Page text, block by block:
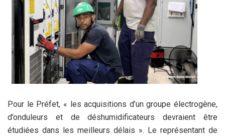
Pour le Préfet, « les acquisitions d’un groupe électrogène,
d’onduleurs et de déshumidificateurs devraient être
étudiées dans les meilleurs délais ». Le représentant de